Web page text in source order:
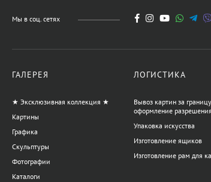
Мы в соц. сетях
ГАЛЕРЕЯ
★ Эксклюзивная коллекция ★
Картины
Графика
Скульптуры
Фотографии
Каталоги
ЛОГИСТИКА
Вывоз картин за
оформление разрешения
Упаковка искусства
Изготовление ящиков
Изготовление рам для